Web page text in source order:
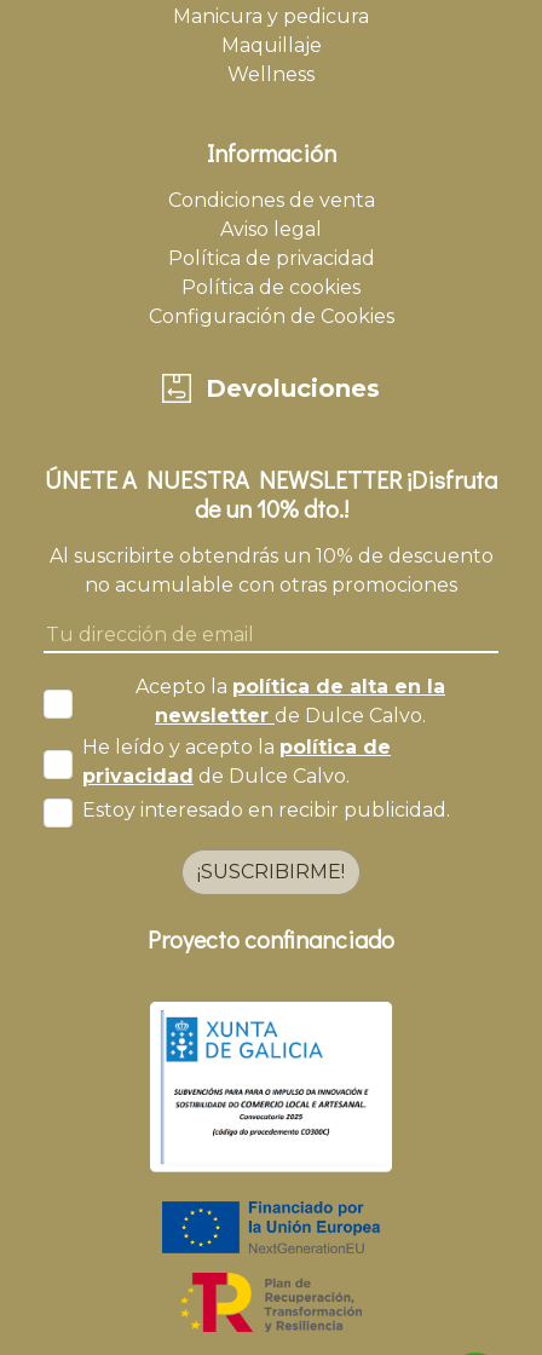
Manicura y pedicura
Maquillaje
Wellness
Información
Condiciones de venta
Aviso legal
Política de privacidad
Política de cookies
Configuración de Cookies
Devoluciones
ÚNETE A NUESTRA NEWSLETTER ¡Disfruta
de un 10% dto.!
Al suscribirte obtendrás un 10% de descuento
no acumulable con otras promociones
Acepto la política de alta en la
newsletter de Dulce Calvo.
He leído y acepto la política de
privacidad de Dulce Calvo.
Estoy interesado en recibir publicidad.
¡SUSCRIBIRME!
Proyecto confinanciado